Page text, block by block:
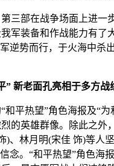
部在战争场面上进一步
军装备和作战能力有了
逆势而行，于火海中杀
” 新老面孔亮相于多方
热望”角色海报及“为
的英雄群像。除此之外
)、林月明(宋佳 饰)等人
念。“和平热望”角色